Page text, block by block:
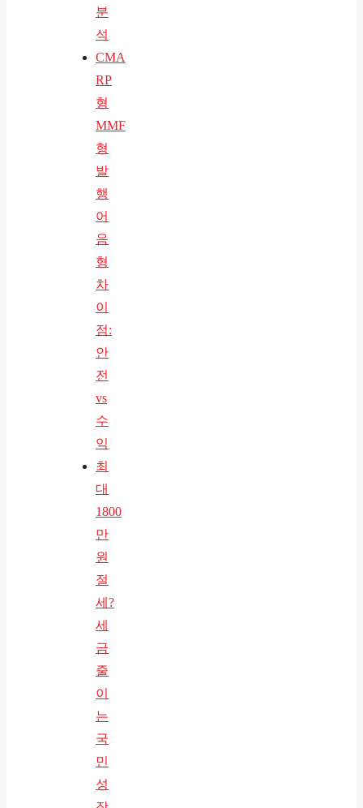
분
석
CMA
RP
형
MMF
형
발
행
어
음
형
차
이
점:
안
전
vs
수
익
최
대
1800
만
원
절
세?
세
금
줄
이
는
국
민
성